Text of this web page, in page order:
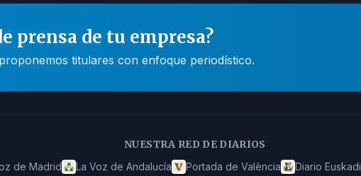
prensa de tu empresa?
titulares con enfoque periodístico.
NUESTRA RED DE DIARIOS
de Madrid La Voz de Andalucía Portada de València Diario Euskadi